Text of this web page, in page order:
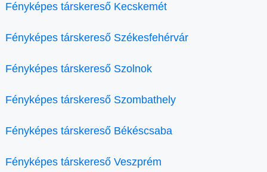
Fényképes társkereső Kecskemét
Fényképes társkereső Székesfehérvár
Fényképes társkereső Szolnok
Fényképes társkereső Szombathely
Fényképes társkereső Békéscsaba
Fényképes társkereső Veszprém